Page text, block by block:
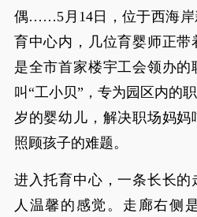
偶……5月14日，位于西海岸
育中心内，几位育婴师正
是全市首家楼宇工会领办的
叫“工小贝”，专为园区内的
岁的婴幼儿，解决职场妈妈
照顾孩子的难题。
进入托育中心，一条长长的
人温馨的感觉。走廊右侧